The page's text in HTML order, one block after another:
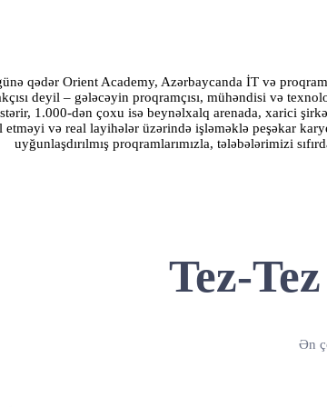
qədər Orient Academy, Azərbaycanda İT və
deyil – gələcəyin proqramçısı, mühəndisi və
1.000-dən çoxu isə beynəlxalq arenada, xarici
və real layihələr üzərində işləməklə peşəkar
uyğunlaşdırılmış proqramlarımızla, tələbələrimizi
Tez-
Ən